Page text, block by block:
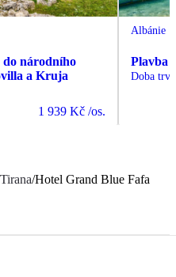
národního
a Kruja
1 939 Kč /os.
Albánie
Plavba
Doba
Tirana/Hotel Grand Blue Fafa